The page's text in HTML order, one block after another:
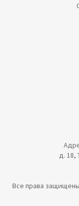
д. 18,
Все права